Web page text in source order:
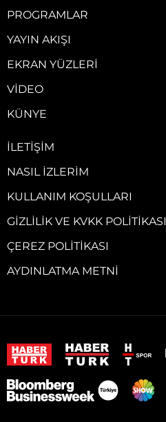
PROGRAMLAR
YAYIN AKIŞI
EKRAN YÜZLERI
VIDEO
KÜNYE
İLETIŞIM
NASIL İZLERIM
KULLANIM KOŞULLARI
GIZLILIK VE KVKK POLITIKASI
ÇEREZ POLITIKASI
AYDINLATMA METNI